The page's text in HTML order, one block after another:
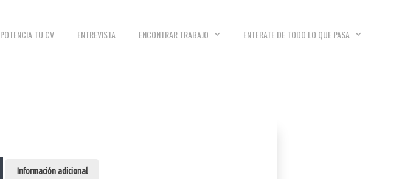
POTENCIA TU CV ENTREVISTA ENCONTRAR TRABAJO ENTERATE DE TODO LO QUE PASA
Información adicional